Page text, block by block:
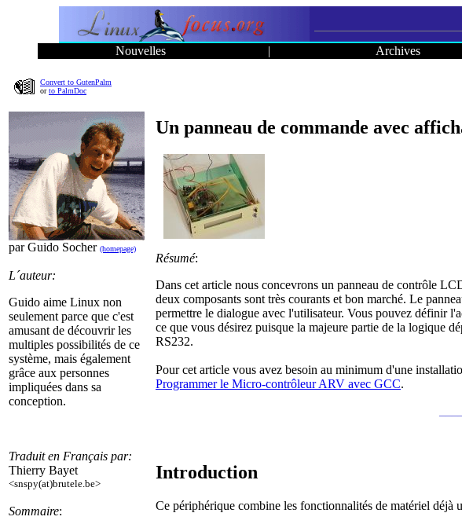
Nouvelles | Archives
Convert to GutenPalm
orto PalmDoc
par Guido Socher (homepage)
L´auteur:
Guido aime Linux non
seulement parce que c'est
amusant de découvrir les
multiples possibilités de ce
système, mais également
grâce aux personnes
impliquées dans sa
conception.
Traduit en Français par:
Thierry Bayet
<snspy(at)brutele.be>
Sommaire:
Un panneau de commande avec
Résumé:
Dans cet article nous concevrons un panneau de contrôle
deux composants sont très courants et bon marché. Le
permettre le dialogue avec l'utilisateur. Vous pouvez définir
ce que vous désirez puisque la majeure partie de la logique
RS232.
Pour cet article vous avez besoin au minimum d'une
Programmer le Micro-contrôleur ARV avec GCC.
Introduction
Ce périphérique combine les fonctionnalités de matériel déjà